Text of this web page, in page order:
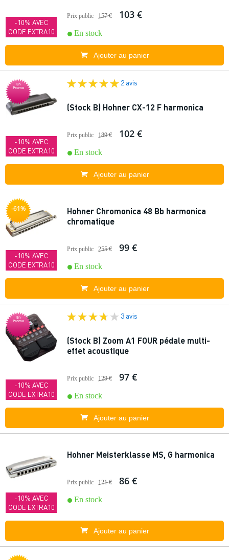
-10% AVEC
CODE EXTRA10
Prix public 157 € 103 €
En stock
Ajouter au panier
En
Promo
-10% AVEC
CODE EXTRA10
2 avis
(Stock B) Hohner CX-12 F harmonica
Prix public 189 € 102 €
En stock
Ajouter au panier
-61%
-10% AVEC
CODE EXTRA10
Hohner Chromonica 48 Bb harmonica
chromatique
Prix public 255 € 99 €
En stock
Ajouter au panier
En
Promo
-10% AVEC
CODE EXTRA10
3 avis
(Stock B) Zoom A1 FOUR pédale multi-
effet acoustique
Prix public 129 € 97 €
En stock
Ajouter au panier
-10% AVEC
CODE EXTRA10
Hohner Meisterklasse MS, G harmonica
Prix public 121 € 86 €
En stock
Ajouter au panier